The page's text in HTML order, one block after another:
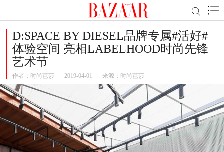
D:SPACE BY DIESEL品牌专属#活好#
体验空间 亮相LABELHOOD时尚先锋
艺术节
作者： 时尚芭莎 2019-04-01 来源：时尚芭莎